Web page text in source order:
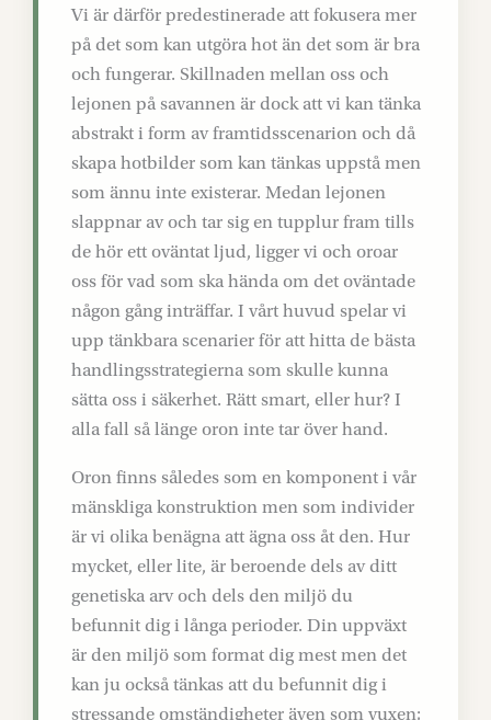
Vi är därför predestinerade att fokusera mer
på det som kan utgöra hot än det som är bra
och fungerar. Skillnaden mellan oss och
lejonen på savannen är dock att vi kan tänka
abstrakt i form av framtidsscenarion och då
skapa hotbilder som kan tänkas uppstå men
som ännu inte existerar. Medan lejonen
slappnar av och tar sig en tupplur fram tills
de hör ett oväntat ljud, ligger vi och oroar
oss för vad som ska hända om det oväntade
någon gång inträffar. I vårt huvud spelar vi
upp tänkbara scenarier för att hitta de bästa
handlingsstrategierna som skulle kunna
sätta oss i säkerhet. Rätt smart, eller hur? I
alla fall så länge oron inte tar över hand.
Oron finns således som en komponent i vår
mänskliga konstruktion men som individer
är vi olika benägna att ägna oss åt den. Hur
mycket, eller lite, är beroende dels av ditt
genetiska arv och dels den miljö du
befunnit dig i långa perioder. Din uppväxt
är den miljö som format dig mest men det
kan ju också tänkas att du befunnit dig i
stressande omständigheter även som vuxen;